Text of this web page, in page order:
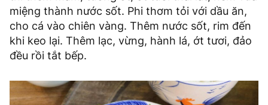
miệng thành nước sốt. Phi thơm tỏi với dầu ăn,
cho cá vào chiên vàng. Thêm nước sốt, rim đến
khi keo lại. Thêm lạc, vừng, hành lá, ớt tươi, đảo
đều rồi tắt bếp.